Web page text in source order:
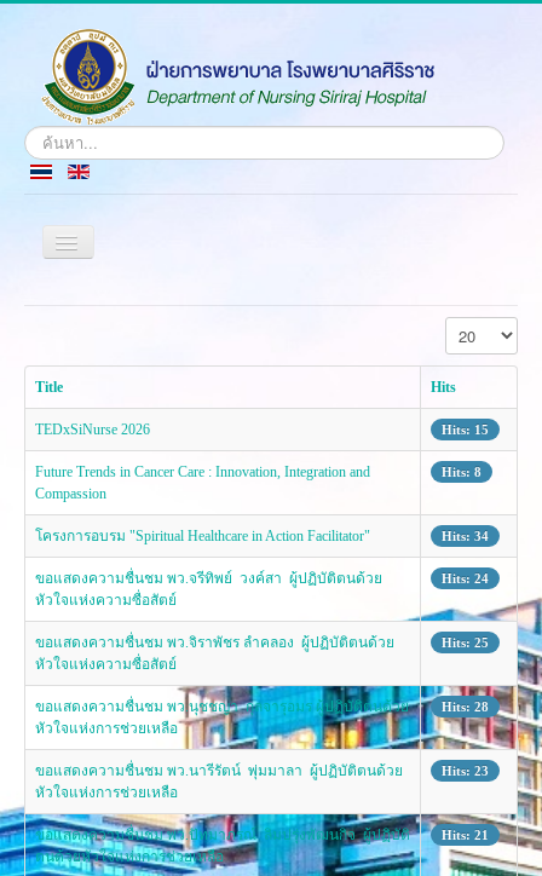
Search
...
Toggle
Vision & Mission
Identity
Administrative Members
Departments
Contact
Display #
Title Hits
TEDxSiNurse 2026 Hits: 15
Future Trends in Cancer Care : Innovation, Integration and
Compassion
Hits: 8
โครงการอบรม "Spiritual Healthcare in Action Facilitator" Hits: 34
ขอแสดงความชื่นชม พว.จรีทิพย์ วงค์สา ผู้ปฏิบัติตนด้วย
หัวใจแห่งความซื่อสัตย์
Hits: 24
ขอแสดงความชื่นชม พว.จิราพัชร ลำคลอง ผู้ปฏิบัติตนด้วย
หัวใจแห่งความซื่อสัตย์
Hits: 25
ขอแสดงความชื่นชม พว.นุชชญา กุลจารุอมร ผู้ปฏิบัติตนด้วย
หัวใจแห่งการช่วยเหลือ
Hits: 28
ขอแสดงความชื่นชม พว.นารีรัตน์ พุ่มมาลา ผู้ปฏิบัติตนด้วย
หัวใจแห่งการช่วยเหลือ
Hits: 23
ขอแสดงความชื่นชม พว.ปัทมาภรณ์ ลิมปรุ่งพัฒนกิจ ผู้ปฏิบัติ
ตนด้วยหัวใจแห่งการช่วยเหลือ
Hits: 21